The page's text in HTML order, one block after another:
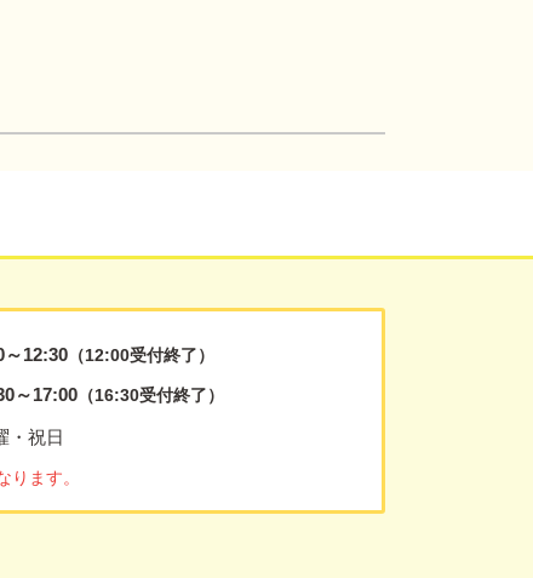
～12:30 （12:00受付終了）
～17:00 （16:30受付終了）
・祝日
ます。